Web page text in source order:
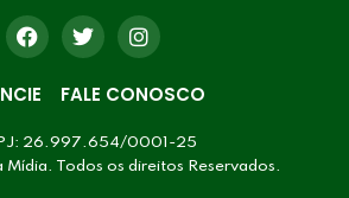
FALE CONOSCO
26.997.654/0001-25
Todos os direitos Reservados.